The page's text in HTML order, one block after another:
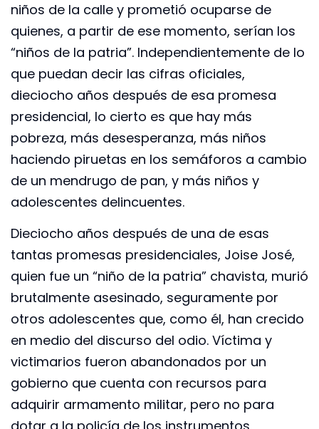
niños de la calle y prometió ocuparse de
quienes, a partir de ese momento, serían los
“niños de la patria”. Independientemente de lo
que puedan decir las cifras oficiales,
dieciocho años después de esa promesa
presidencial, lo cierto es que hay más
pobreza, más desesperanza, más niños
haciendo piruetas en los semáforos a cambio
de un mendrugo de pan, y más niños y
adolescentes delincuentes.
Dieciocho años después de una de esas
tantas promesas presidenciales, Joise José,
quien fue un “niño de la patria” chavista, murió
brutalmente asesinado, seguramente por
otros adolescentes que, como él, han crecido
en medio del discurso del odio. Víctima y
victimarios fueron abandonados por un
gobierno que cuenta con recursos para
adquirir armamento militar, pero no para